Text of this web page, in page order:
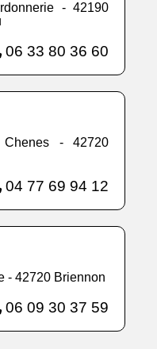
- 42190
06 33 80 36 60
- 42720
04 77 69 94 12
- 42720 Briennon
06 09 30 37 59